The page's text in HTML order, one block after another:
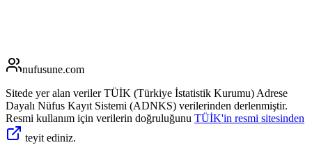
nufusune.com
Sitede yer alan veriler TÜİK (Türkiye İstatistik Kurumu) Adrese
Dayalı Nüfus Kayıt Sistemi (ADNKS) verilerinden derlenmiştir.
Resmi kullanım için verilerin doğruluğunu TÜİK'in resmi sitesinden
teyit ediniz.